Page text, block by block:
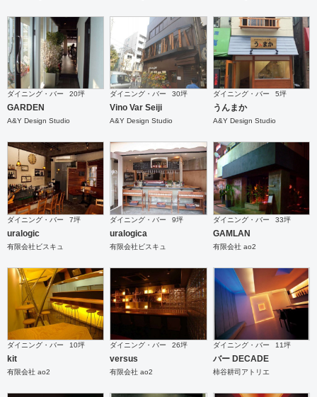
ダイニング・バー 20坪
GARDEN
A&Y Design Studio
ダイニング・バー 30坪
Vino Var Seiji
A&Y Design Studio
ダイニング・バー 5坪
うんまか
A&Y Design Studio
ダイニング・バー 7坪
uralogic
有限会社ビスキュ
ダイニング・バー 9坪
uralogica
有限会社ビスキュ
ダイニング・バー 33坪
GAMLAN
有限会社 ao2
ダイニング・バー 10坪
kit
有限会社 ao2
ダイニング・バー 26坪
versus
有限会社 ao2
ダイニング・バー 11坪
バー DECADE
柿谷耕司アトリエ